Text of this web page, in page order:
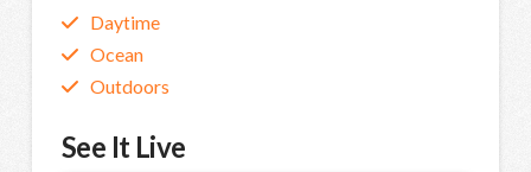
Daytime
Ocean
Outdoors
See It Live